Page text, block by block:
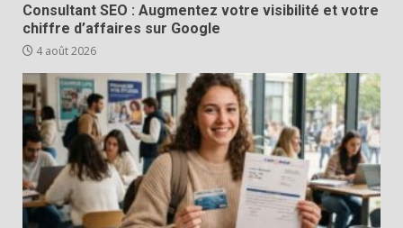
Consultant SEO : Augmentez votre visibilité et votre
chiffre d’affaires sur Google
4 août 2026